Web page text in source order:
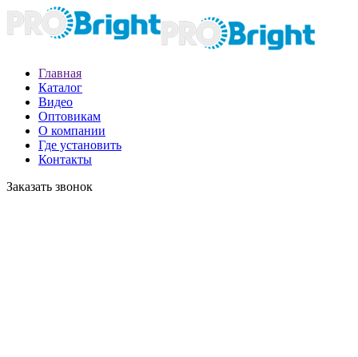
Главная
Каталог
Видео
Оптовикам
О компании
Где установить
Контакты
Заказать звонок